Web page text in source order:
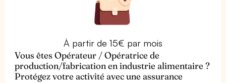
À partir de 15€ par mois
Vous êtes Opérateur / Opératrice de
production/fabrication en industrie alimentaire ?
Protégez votre activité avec une assurance